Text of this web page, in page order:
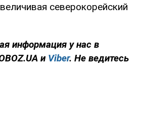
северокорейский
информация у нас в
и Viber. Не ведитесь